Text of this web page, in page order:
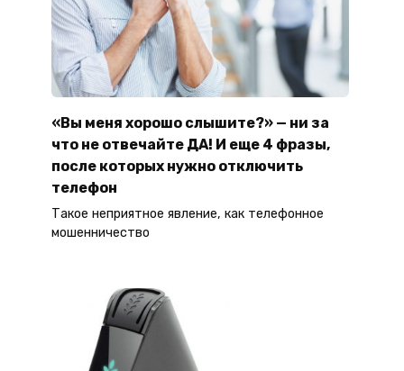
«Вы меня хорошо слышите?» — ни за
что не отвечайте ДА! И еще 4 фразы,
после которых нужно отключить
телефон
Такое неприятное явление, как телефонное
мошенничество